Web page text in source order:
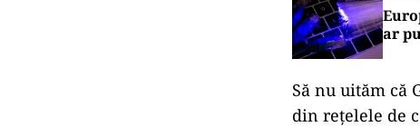
ar
Să nu uităm că
din rețelele de